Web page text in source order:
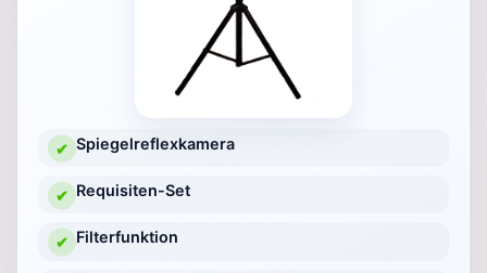
✔ Spiegelreflexkamera
✔ Requisiten-Set
✔ Filterfunktion